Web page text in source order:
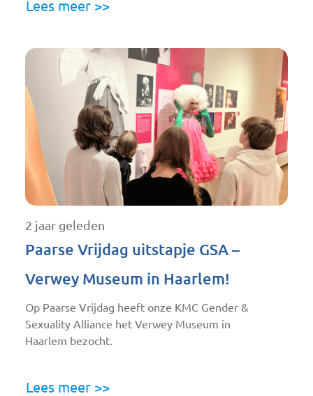
Lees meer >>
2 jaar geleden
Paarse Vrijdag uitstapje GSA –
Verwey Museum in Haarlem!
Op Paarse Vrijdag heeft onze KMC Gender &
Sexuality Alliance het Verwey Museum in
Haarlem bezocht.
Lees meer >>